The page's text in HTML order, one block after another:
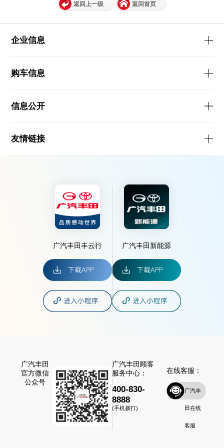
返回上一级 返回首页
企业信息
购车信息
信息公开
友情链接
广汽丰田丰云行 广汽丰田新能源
广汽丰田
官方微信
公众号
广汽丰田顾客
服务中心：
400-830-
8888
(手机拨打)
在线客服：
广汽丰
田在线
客服